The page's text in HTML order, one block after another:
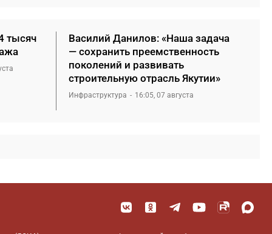
тысяч
Василий Данилов: «Наша задача
— сохранить преемственность
поколений и развивать
строительную отрасль Якутии»
Инфраструктура 16:05, 07 августа